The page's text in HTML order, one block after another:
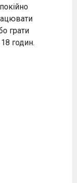
грати
годин.